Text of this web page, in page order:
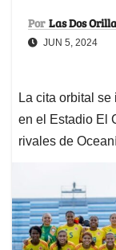
Por Las Dos
JUN 5, 2024
La cita orbital
en el Estadio El
rivales de